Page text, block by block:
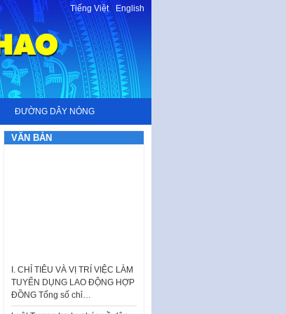
Tiếng Việt-English
ĐƯỜNG DÂY NÓNG
VĂN BẢN
TUYỂN DỤNG LAO ĐỘNG HỢP
ĐỒNG Tổng số chỉ…
Luật Tương trợ tư pháp về dân